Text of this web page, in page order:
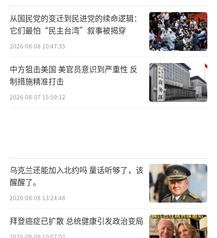
从国民党的变迁到民进党的续命逻辑：
它们最怕“民主台湾”叙事被揭穿
2026-08-08 10:47:35
中方狙击美国 美官员意识到严重性 反
制措施精准打击
2026-08-07 15:59:12
乌克兰还能加入北约吗 童话听够了，该
醒醒了。
2026-08-08 13:24:48
拜登癌症已扩散 总统健康引发政治变局